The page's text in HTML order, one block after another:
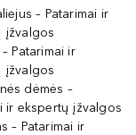
– Patarimai ir
įžvalgos
Patarimai ir
įžvalgos
dėmės –
ir ekspertų įžvalgos
– Patarimai ir